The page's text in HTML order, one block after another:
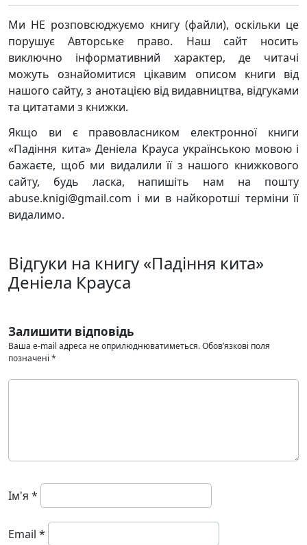
Ми НЕ розповсюджуємо книгу (файли), оскільки це
порушує Авторське право. Наш сайт носить
виключно інформативний характер, де читачі
можуть ознайомитися цікавим описом книги від
нашого сайту, з анотацією від видавництва, відгуками
та цитатами з книжки.
Якщо ви є правовласником електронної книги
«Падіння кита» Деніела Крауса українською мовою і
бажаєте, щоб ми видалили її з нашого книжкового
сайту, будь ласка, напишіть нам на пошту
abuse.knigi@gmail.com і ми в найкоротші терміни її
видалимо.
Відгуки на книгу «Падіння кита»
Деніела Крауса
Залишити відповідь
Ваша e-mail адреса не оприлюднюватиметься.Обов’язкові поля
позначені *
Ім'я *
Email *